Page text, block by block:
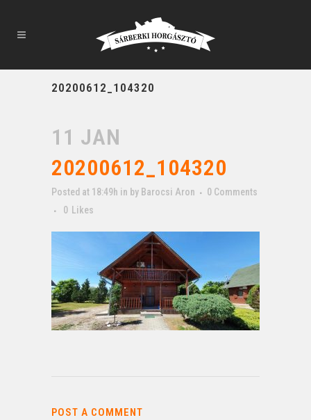
20200612_104320
11 JAN
20200612_104320
Posted at 18:49h in by Barocsi Aron
0 Comments
0
Likes
POST A COMMENT